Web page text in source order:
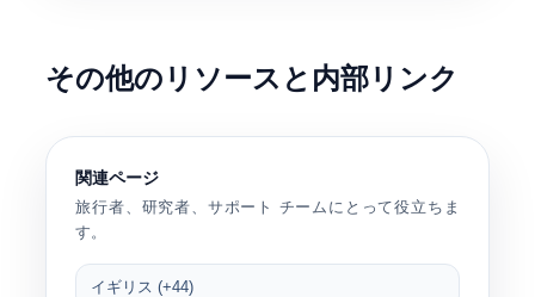
その他のリソースと内部リンク
関連ページ
旅行者、研究者、サポート チームにとって役立ちま
す。
イギリス (+44)